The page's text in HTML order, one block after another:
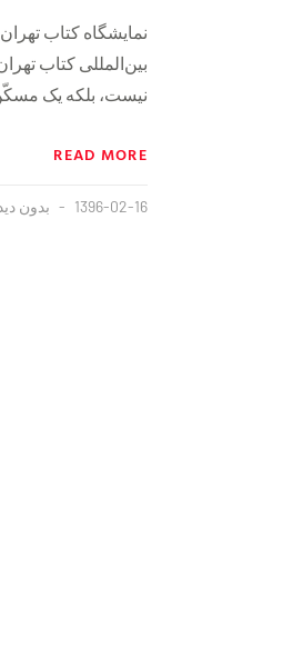
نمایشگاه کتاب
بین‌المللی کتاب
نیست، بلکه یک
READ MORE
1396-02-16 بدون